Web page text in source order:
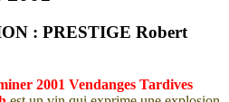
: PRESTIGE Robert
2001 Vendanges Tardives